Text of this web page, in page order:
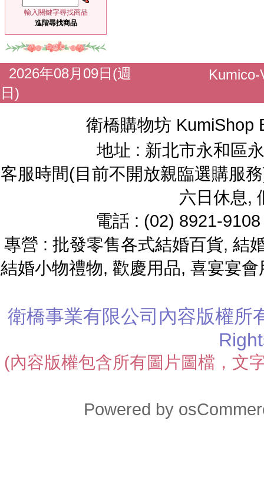
輸入關鍵字尋找商品
進階尋找商品
2026年08月09日(週
日)
Kumico-
衛橋購物坊 KumiShop
地址 : 新北市永和區
客服時間(目前不開放親臨選購服
六日休息,
電話 : (02) 8921-
專營 : 批發零售各式結婚百貨, 結
結婚小物禮物, 歡慶用品, 喜宴宴
衛橋事業有限公司 內容版權所
(內容版權包含所有圖片圖檔，文
Powered by